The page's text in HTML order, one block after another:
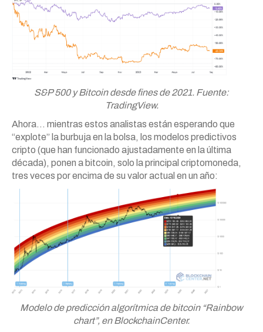
S&P 500 y Bitcoin desde fines de 2021. Fuente:
TradingView.
Ahora… mientras estos analistas están esperando que
“explote” la burbuja en la bolsa, los modelos predictivos
cripto (que han funcionado ajustadamente en la última
década), ponen a bitcoin, solo la principal criptomoneda,
tres veces por encima de su valor actual en un año:
Modelo de predicción algorítmica de bitcoin “Rainbow
chart”, en BlockchainCenter.